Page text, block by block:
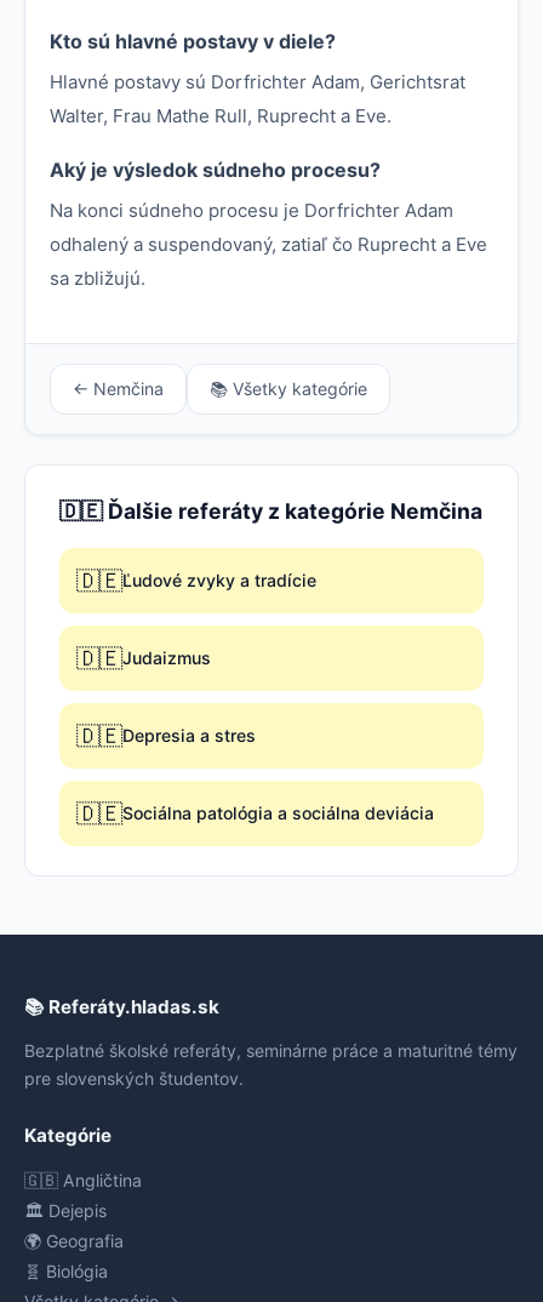
Kto sú hlavné postavy v diele?
Hlavné postavy sú Dorfrichter Adam, Gerichtsrat
Walter, Frau Mathe Rull, Ruprecht a Eve.
Aký je výsledok súdneho procesu?
Na konci súdneho procesu je Dorfrichter Adam
odhalený a suspendovaný, zatiaľ čo Ruprecht a Eve
sa zbližujú.
← Nemčina 📚 Všetky kategórie
🇩🇪 Ďalšie referáty z kategórie Nemčina
🇩🇪Ľudové zvyky a tradície
🇩🇪Judaizmus
🇩🇪Depresia a stres
🇩🇪Sociálna patológia a sociálna deviácia
📚 Referáty.hladas.sk
Bezplatné školské referáty, seminárne práce a maturitné témy
pre slovenských študentov.
Kategórie
🇬🇧 Angličtina
🏛️ Dejepis
🌍 Geografia
🧬 Biológia